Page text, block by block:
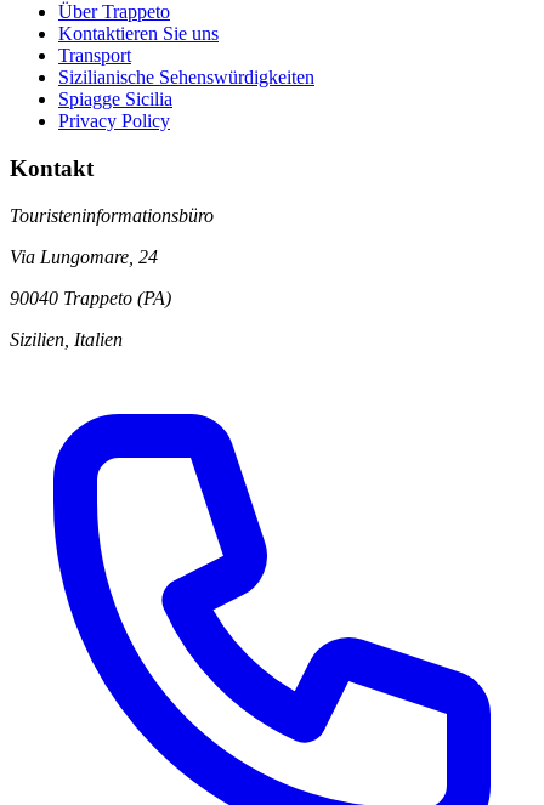
Über Trappeto
Kontaktieren Sie uns
Transport
Sizilianische Sehenswürdigkeiten
Spiagge Sicilia
Privacy Policy
Kontakt
Touristeninformationsbüro
Via Lungomare, 24
90040 Trappeto (PA)
Sizilien, Italien